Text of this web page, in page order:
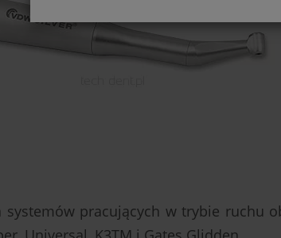
systemów pracujących w trybie ruchu